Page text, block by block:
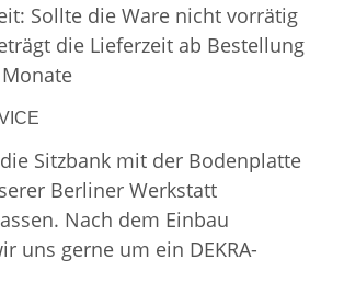
Sollte die Ware nicht vorrätig
die Lieferzeit ab Bestellung
Sitzbank mit der Bodenplatte
Berliner Werkstatt
Nach dem Einbau
uns gerne um ein DEKRA-